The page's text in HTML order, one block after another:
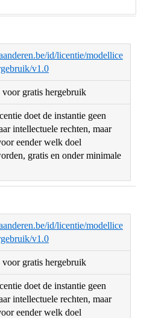
id/licentie/modellice
v1.0
gratis hergebruik
doet de instantie geen
intellectuele rechten, maar
eender welk doel
gratis en onder minimale
id/licentie/modellice
v1.0
gratis hergebruik
doet de instantie geen
intellectuele rechten, maar
eender welk doel